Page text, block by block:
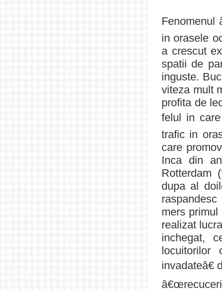
Fenomenul
in orasele
a crescut
spatii de
inguste.
viteza mult
profita de
felul in
trafic in
care
Inca din
Rotterdam
dupa al
mers
realizat
inchegat,
locuitorilor